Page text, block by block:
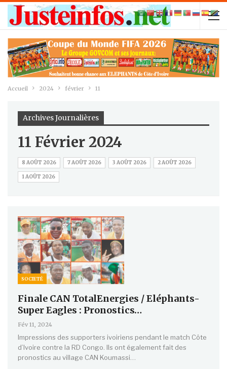
Accueil 2024 février 11
Archives Journalières
11 Février 2024
8 AOÛT 2026 7 AOÛT 2026 3 AOÛT 2026 2 AOÛT 2026
1 AOÛT 2026
SOCIETÉ
Finale CAN TotalEnergies / Eléphants-
Super Eagles : Pronostics…
Fév 11, 2024
Impressions des supporters ivoiriens pendant le match Côte
d’Ivoire contre la RD Congo. Ils ont également fait des
pronostics au village CAN Koumassi…